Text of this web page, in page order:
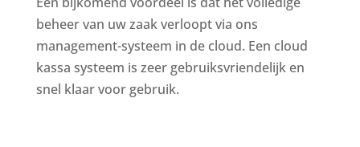
beheer van uw zaak verloopt via ons
management-systeem in de cloud. Een cloud
kassa systeem is zeer gebruiksvriendelijk en
snel klaar voor gebruik.